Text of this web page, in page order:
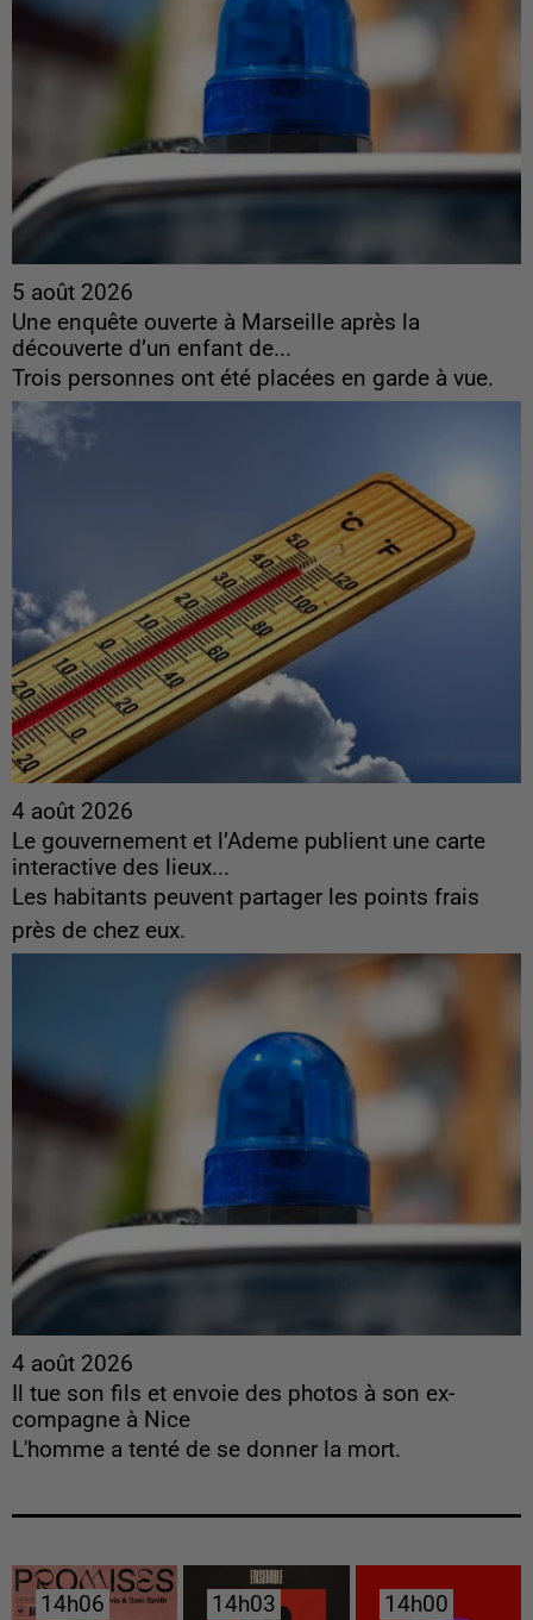
5 août 2026
Une enquête ouverte à Marseille après la
découverte d’un enfant de...
Trois personnes ont été placées en garde à vue.
4 août 2026
Le gouvernement et l’Ademe publient une carte
interactive des lieux...
Les habitants peuvent partager les points frais
près de chez eux.
4 août 2026
Il tue son fils et envoie des photos à son ex-
compagne à Nice
L'homme a tenté de se donner la mort.
14h06
14h06 14h03
14h03 14h00
14h00